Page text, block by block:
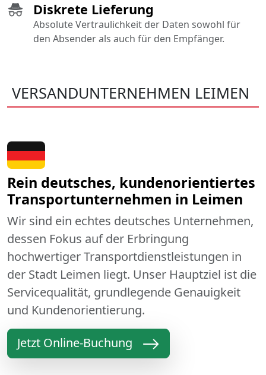
Diskrete Lieferung
Absolute Vertraulichkeit der Daten sowohl für
den Absender als auch für den Empfänger.
VERSANDUNTERNEHMEN LEIMEN
Rein deutsches, kundenorientiertes
Transportunternehmen in Leimen
Wir sind ein echtes deutsches Unternehmen,
dessen Fokus auf der Erbringung
hochwertiger Transportdienstleistungen in
der Stadt Leimen liegt. Unser Hauptziel ist die
Servicequalität, grundlegende Genauigkeit
und Kundenorientierung.
Jetzt Online-Buchung